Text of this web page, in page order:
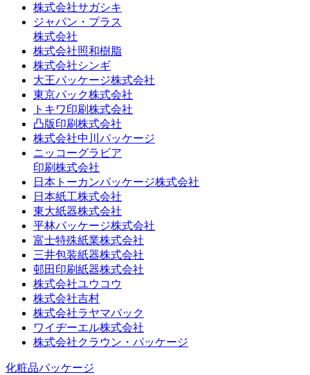
株式会社サガシキ
ジャパン・プラス
株式会社
株式会社照和樹脂
株式会社シンギ
大王パッケージ株式会社
東京パック株式会社
トキワ印刷株式会社
凸版印刷株式会社
株式会社中川パッケージ
ニッコーグラビア
印刷株式会社
日本トーカンパッケージ株式会社
日本紙工株式会社
東大紙器株式会社
平林パッケージ株式会社
富士特殊紙業株式会社
三井包装紙器株式会社
邨田印刷紙器株式会社
株式会社ユウコウ
株式会社吉村
株式会社ラヤマパック
ワイヂーエル株式会社
株式会社クラウン・パッケージ
化粧品パッケージ